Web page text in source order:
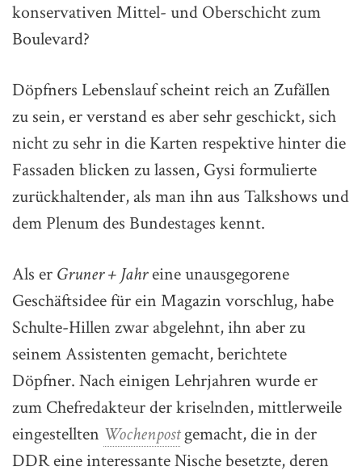
konservativen Mittel- und Oberschicht zum
Boulevard?
Döpfners Lebenslauf scheint reich an Zufällen
zu sein, er verstand es aber sehr geschickt, sich
nicht zu sehr in die Karten respektive hinter die
Fassaden blicken zu lassen, Gysi formulierte
zurückhaltender, als man ihn aus Talkshows und
dem Plenum des Bundestages kennt.
Als er Gruner + Jahreine unausgegorene
Geschäftsidee für ein Magazin vorschlug, habe
Schulte-Hillen zwar abgelehnt, ihn aber zu
seinem Assistenten gemacht, berichtete
Döpfner. Nach einigen Lehrjahren wurde er
zum Chefredakteur der kriselnden, mittlerweile
eingestellten Wochenpostgemacht, die in der
DDR eine interessante Nische besetzte, deren